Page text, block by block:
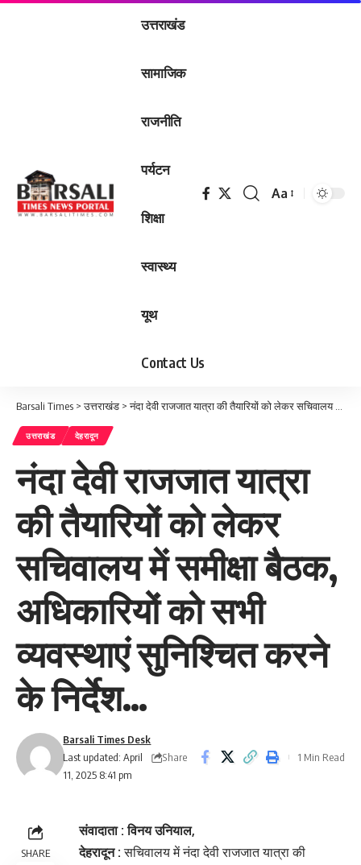
उत्तराखंड
सामाजिक
राजनीति
पर्यटन
शिक्षा
स्वास्थ्य
यूथ
Contact Us
Font
Aa
Barsali Times >उत्तराखंड >नंदा देवी राजजात यात्रा की तैयारियों को लेकर सचिवालय में समीक्षा बैठक, अधिकारियों को सभी व्यवस्थाएं सुनिश्चित करने के निर्देश…
उत्तराखंड देहरादून
नंदा देवी राजजात यात्रा
की तैयारियों को लेकर
सचिवालय में समीक्षा बैठक,
अधिकारियों को सभी
व्यवस्थाएं सुनिश्चित करने
के निर्देश…
Last updated: April
11, 2025 8:41 pm
Barsali Times Desk
Share
1 Min Read
SHARE
संवादाता : विनय उनियाल,
देहरादून :सचिवालय में नंदा देवी राजजात यात्रा की